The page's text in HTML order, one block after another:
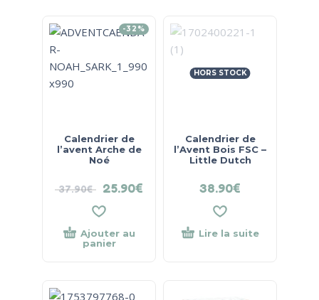
-32%
Calendrier de
l’avent Arche de
Noé
37.90€ 25.90€
Ajouter au
panier
HORS STOCK
Calendrier de
l’Avent Bois FSC –
Little Dutch
38.90€
Lire la suite